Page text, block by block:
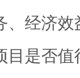
、经济
目是否